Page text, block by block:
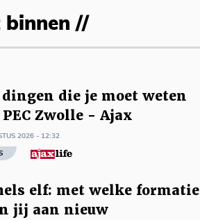
binnen //
die je moet weten
Zwolle - Ajax
2026 - 12:32
elf: met welke formatie
jij aan nieuw